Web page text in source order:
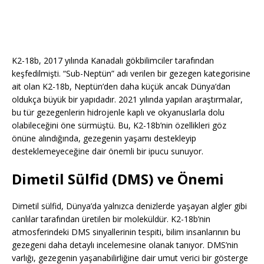
K2-18b, 2017 yılında Kanadalı gökbilimciler tarafından
keşfedilmişti. “Sub-Neptün” adı verilen bir gezegen kategorisine
ait olan K2-18b, Neptün’den daha küçük ancak Dünya’dan
oldukça büyük bir yapıdadır. 2021 yılında yapılan araştırmalar,
bu tür gezegenlerin hidrojenle kaplı ve okyanuslarla dolu
olabileceğini öne sürmüştü. Bu, K2-18b’nin özellikleri göz
önüne alındığında, gezegenin yaşamı destekleyip
desteklemeyeceğine dair önemli bir ipucu sunuyor.
Dimetil Sülfid (DMS) ve Önemi
Dimetil sülfid, Dünya’da yalnızca denizlerde yaşayan algler gibi
canlılar tarafından üretilen bir moleküldür. K2-18b’nin
atmosferindeki DMS sinyallerinin tespiti, bilim insanlarının bu
gezegeni daha detaylı incelemesine olanak tanıyor. DMS’nin
varlığı, gezegenin yaşanabilirliğine dair umut verici bir gösterge